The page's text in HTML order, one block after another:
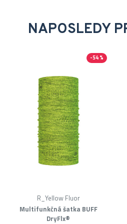
NAPOSLEDY
-54 %
Multifunkčná šatka BUFF
DryFlx®
R_Yellow Fluor